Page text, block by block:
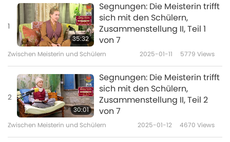
1
35:32
Segnungen: Die Meisterin trifft
sich mit den Schülern,
Zusammenstellung II, Teil 1
von 7
Zwischen Meisterin und Schülern 2025-01-11 5779 Views
2
30:01
Segnungen: Die Meisterin trifft
sich mit den Schülern,
Zusammenstellung II, Teil 2
von 7
Zwischen Meisterin und Schülern 2025-01-12 4670 Views